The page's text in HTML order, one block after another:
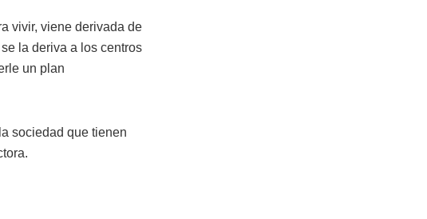
vivir, viene derivada de
la deriva a los centros
un plan
sociedad que tienen